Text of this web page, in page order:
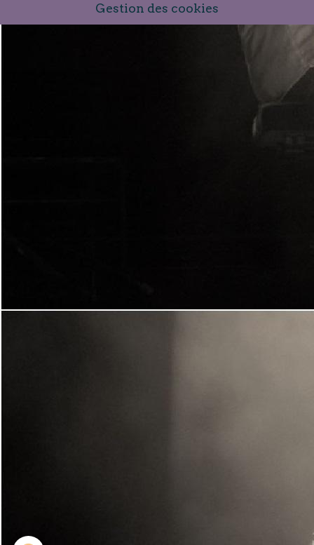
Gestion des cookies